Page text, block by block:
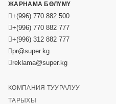
ЖАРНАМА БӨЛҮМҮ
+(996) 770 882 500
+(996) 770 882 777
+(996) 312 882 777
pr@super.kg
reklama@super.kg
КОМПАНИЯ ТУУРАЛУУ
ТАРЫХЫ